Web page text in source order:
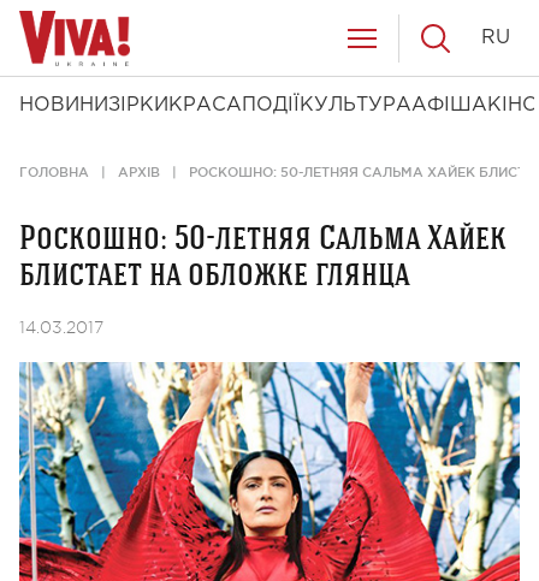
НОВИНИ ЗІРКИ КРАСА ПОДІЇ КУЛЬТУРААФІША КІНО
RU
ГОЛОВНА АРХІВ РОСКОШНО: 50-ЛЕТНЯЯ САЛЬМА ХАЙЕК
Роскошно: 50-летняя Сальма Хайек
блистает на обложке глянца
14.03.2017